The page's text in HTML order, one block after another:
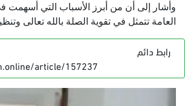
وأشار إلى أن من أبرز الأسباب التي أسهمت
العامة تتمثل في تقوية الصلة بالله تعالى
رابط دائم
article/157237